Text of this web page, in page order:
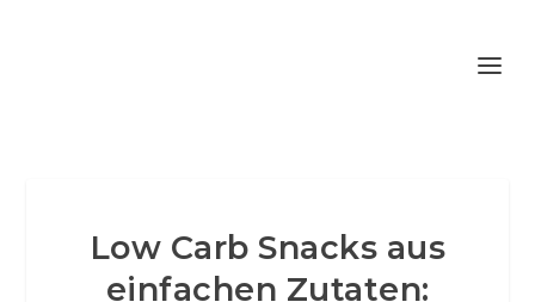
Low Carb Snacks aus
einfachen Zutaten: